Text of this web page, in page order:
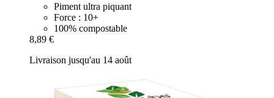
Piment ultra piquant
Force : 10+
100% compostable
8,89 €
Livraison jusqu'au 14 août